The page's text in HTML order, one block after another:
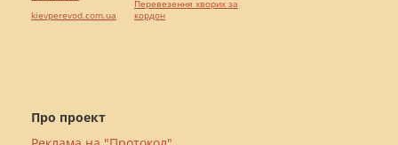
Про проект
kievperevod.com.ua
Перевезення хворих за
кордон